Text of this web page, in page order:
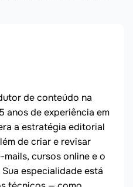
de conteúdo na
anos de experiência em
a estratégia editorial
de criar e revisar
cursos online e o
especialidade está